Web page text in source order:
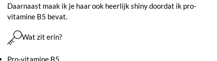
Daarnaast maak ik je haar ook heerlijk shiny doordat ik pro-
vitamine B5 bevat.
Wat zit erin?
Pro-vitamine B5